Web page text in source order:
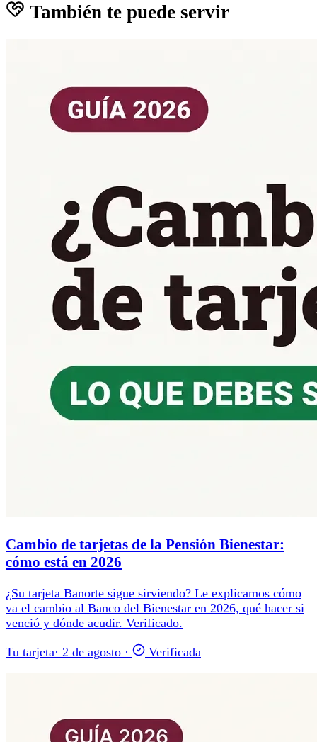
También te puede servir
Cambio de tarjetas de la Pensión Bienestar:
cómo está en 2026
¿Su tarjeta Banorte sigue sirviendo? Le explicamos cómo
va el cambio al Banco del Bienestar en 2026, qué hacer si
venció y dónde acudir. Verificado.
Tu tarjeta· 2 de agosto · Verificada